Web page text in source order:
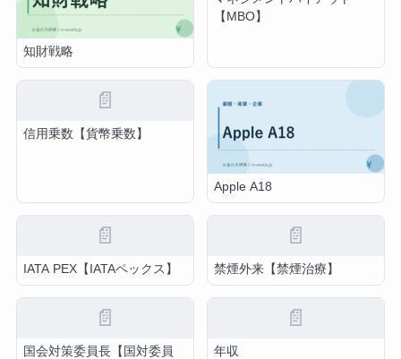
知財戦略
【MBO】
📄
信用乗数【貨幣乗数】
Apple A18
📄
IATA PEX【IATAペックス】
📄
禁煙外来【禁煙治療】
📄
国会対策委員長【国対委員
📄
年収